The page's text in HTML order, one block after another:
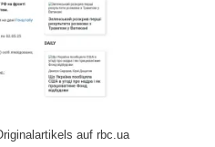
auf rbc.ua